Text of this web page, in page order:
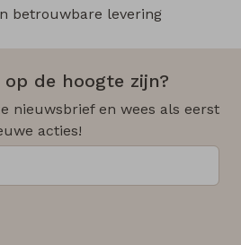
betrouwbare levering
de hoogte zijn?
nieuwsbrief en wees als eerst
acties!